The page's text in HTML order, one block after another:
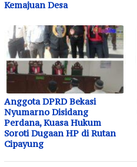
Kemajuan Desa
Anggota DPRD Bekasi
Nyumarno Disidang
Perdana, Kuasa Hukum
Soroti Dugaan HP di Rutan
Cipayung